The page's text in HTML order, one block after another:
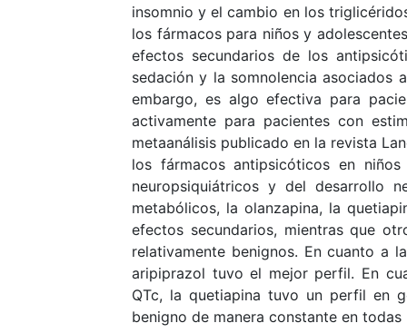
insomnio y el cambio en los
los fármacos para niños y
efectos secundarios de los
sedación y la somnolencia asociados
embargo, es algo efectiva para
activamente para pacientes con
metaanálisis publicado en la revista
los fármacos antipsicóticos en
neuropsiquiátricos y del desarrollo
metabólicos, la olanzapina, la
efectos secundarios, mientras que
relativamente benignos. En cuanto a
aripiprazol tuvo el mejor perfil. En
QTc, la quetiapina tuvo un perfil en
benigno de manera constante en